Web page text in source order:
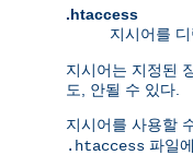
.htaccess
지시어를
지시어는 지정된
도, 안될 수 있다.
지시어를 사용할
.htaccess 파일